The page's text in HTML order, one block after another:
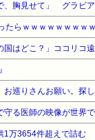
、胸見せて」 グラビ
たらｗｗｗｗｗｗｗｗ
はどこ？」ココリコ
巡りさんお願い。探
守る医師の映像が世界
1万3654件超えで詰む